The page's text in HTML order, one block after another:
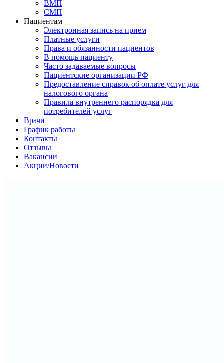
ВМП
СМП
Пациентам
Электронная запись на прием
Платные услуги
Права и обязанности пациентов
В помощь пациенту
Часто задаваемые вопросы
Пациентские организации РФ
Предоставление справок об оплате услуг для
налогового органа
Правила внутреннего распорядка для
потребителей услуг
Врачи
График работы
Контакты
Отзывы
Вакансии
Акции/Новости